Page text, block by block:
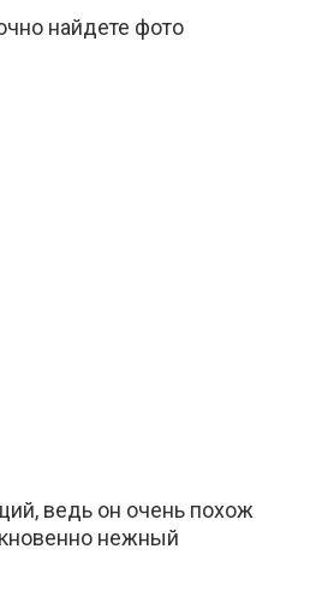
найдете фото
ведь он очень похож
нежный